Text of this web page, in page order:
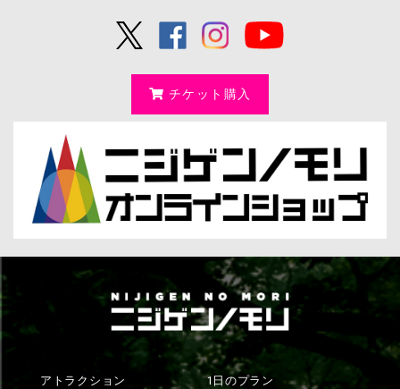
チケット購入
アトラクション 1日のプラン